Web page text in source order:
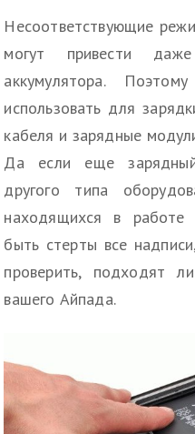
Несоответствующие
могут привести
аккумулятора.
использовать для
кабеля и зарядные
Да если еще
другого типа
находящихся в работе
быть стерты все
проверить, подходят
вашего Айпада.